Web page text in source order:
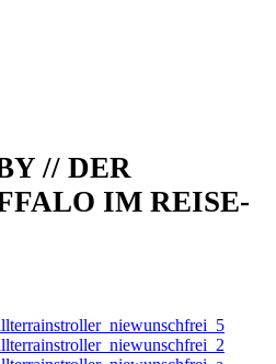
// DER
IM REISE-